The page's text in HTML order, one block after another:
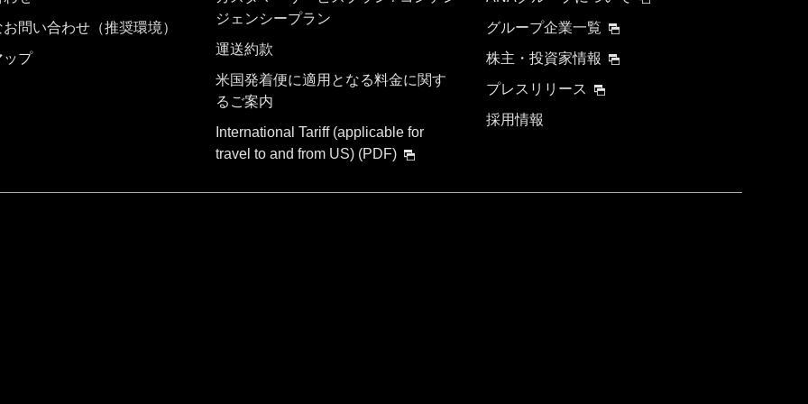
問い合わせ（推奨環境）
ップ
ジェンシープラン
運送約款
米国発着便に適用となる料金に関す
るご案内
International Tariff (applicable for
travel to and from US) (PDF)
グループ企業一覧
株主・投資家情報
プレスリリース
採用情報